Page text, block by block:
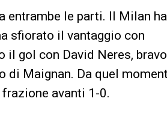
entrambe le parti. Il Milan ha
sfiorato il vantaggio con
il gol con David Neres,
di Maignan. Da quel
avanti 1-0.